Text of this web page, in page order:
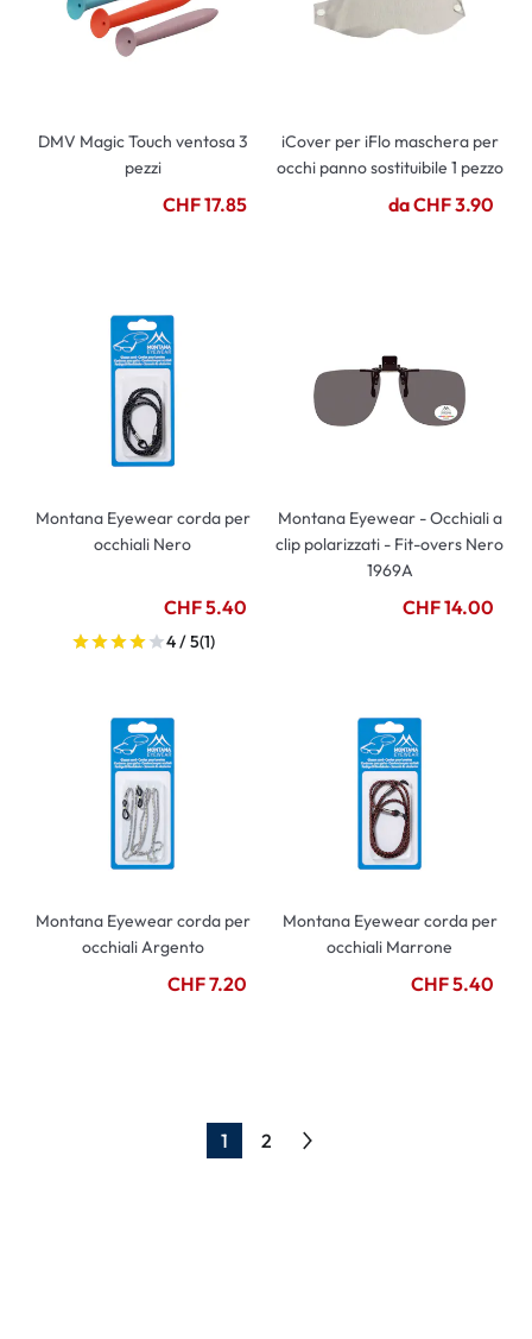
DMV Magic Touch ventosa 3
pezzi
CHF 17.85
iCover per iFlo maschera per
occhi panno sostituibile 1 pezzo
da CHF 3.90
Montana Eyewear corda per
occhiali Nero
CHF 5.40
4 / 5(1)
Montana Eyewear - Occhiali a
clip polarizzati - Fit-overs Nero
1969A
CHF 14.00
Montana Eyewear corda per
occhiali Argento
CHF 7.20
Montana Eyewear corda per
occhiali Marrone
CHF 5.40
1 2